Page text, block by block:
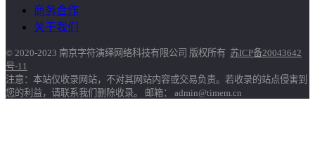
商务合作
关于我们
© 2020-2023 南京字符演绎网络科技有限公司 版权所有 苏ICP备20043642
号-11
注意：本站仅收录网站，不对其网站内容或交易负责。若收录的站点侵害到
您的利益，请联系我们删除收录。 邮箱： admin@timem.cn